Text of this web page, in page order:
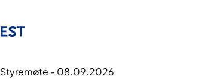
Styremøte - 08.09.2026